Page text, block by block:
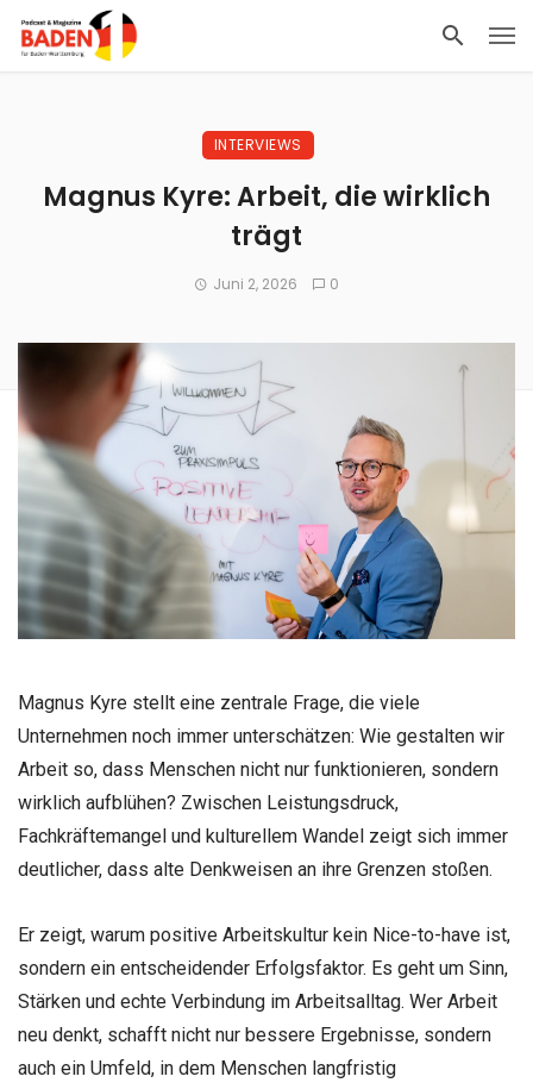
INTERVIEWS
Magnus Kyre: Arbeit, die wirklich
trägt
Juni 2, 2026 0
Magnus Kyre stellt eine zentrale Frage, die viele
Unternehmen noch immer unterschätzen: Wie gestalten wir
Arbeit so, dass Menschen nicht nur funktionieren, sondern
wirklich aufblühen? Zwischen Leistungsdruck,
Fachkräftemangel und kulturellem Wandel zeigt sich immer
deutlicher, dass alte Denkweisen an ihre Grenzen stoßen.
Er zeigt, warum positive Arbeitskultur kein Nice-to-have ist,
sondern ein entscheidender Erfolgsfaktor. Es geht um Sinn,
Stärken und echte Verbindung im Arbeitsalltag. Wer Arbeit
neu denkt, schafft nicht nur bessere Ergebnisse, sondern
auch ein Umfeld, in dem Menschen langfristig